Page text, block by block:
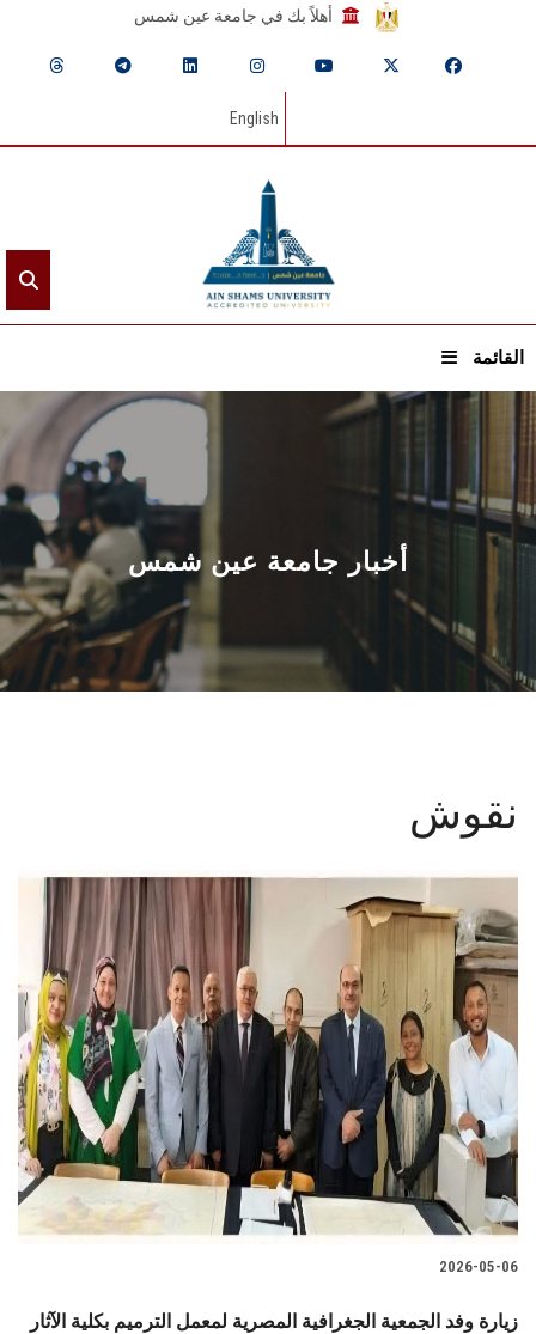
أهلاً بك في جامعة عين شمس
English
القائمة
الرئيسيـة
عن الجامعة
القطاعـات
الشئون الأكاديمية
البحث العلمي
الأنظمة الذكية
الإعلام
تواصل معنا
الطلاب
هيئة التدريس
الدراسات العليا
أخبار جامعة عين شمس
نقوش
2026-05-06
زيارة وفد الجمعية الجغرافية المصرية لمعمل الترميم بكلية الآثار